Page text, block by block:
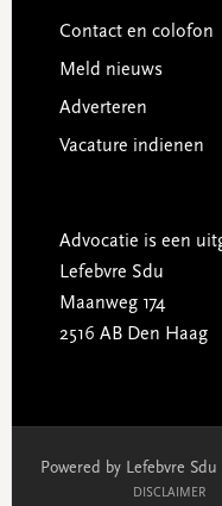
Contact en colofon
Meld nieuws
Adverteren
Vacature indienen
Advocatie is een
Lefebvre Sdu
Maanweg 174
2516 AB Den Haag
Powered by Lefebvre Sdu
DISCLAIMER